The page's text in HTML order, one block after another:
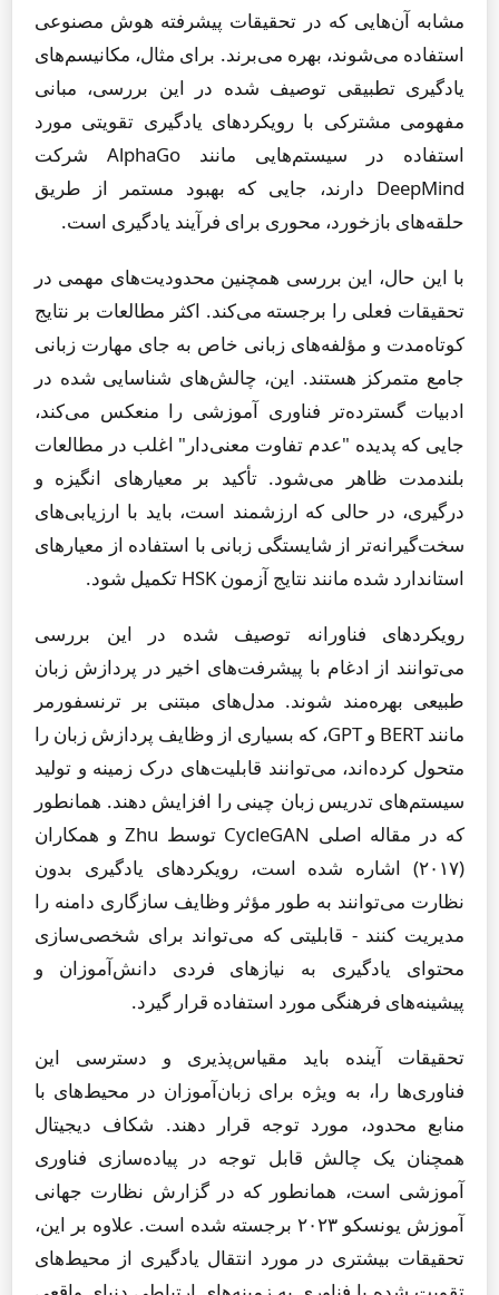
مشابه آن‌هایی که در تحقیقات پیشرفته هوش مصنوعی
استفاده می‌شوند، بهره می‌برند. برای مثال، مکانیسم‌های
یادگیری تطبیقی توصیف شده در این بررسی، مبانی
مفهومی مشترکی با رویکردهای یادگیری تقویتی مورد
استفاده در سیستم‌هایی مانند AlphaGo شرکت
DeepMind دارند، جایی که بهبود مستمر از طریق
حلقه‌های بازخورد، محوری برای فرآیند یادگیری است.
با این حال، این بررسی همچنین محدودیت‌های مهمی در
تحقیقات فعلی را برجسته می‌کند. اکثر مطالعات بر نتایج
کوتاه‌مدت و مؤلفه‌های زبانی خاص به جای مهارت زبانی
جامع متمرکز هستند. این، چالش‌های شناسایی شده در
ادبیات گسترده‌تر فناوری آموزشی را منعکس می‌کند،
جایی که پدیده "عدم تفاوت معنی‌دار" اغلب در مطالعات
بلندمدت ظاهر می‌شود. تأکید بر معیارهای انگیزه و
درگیری، در حالی که ارزشمند است، باید با ارزیابی‌های
سخت‌گیرانه‌تر از شایستگی زبانی با استفاده از معیارهای
استاندارد شده مانند نتایج آزمون HSK تکمیل شود.
رویکردهای فناورانه توصیف شده در این بررسی
می‌توانند از ادغام با پیشرفت‌های اخیر در پردازش زبان
طبیعی بهره‌مند شوند. مدل‌های مبتنی بر ترنسفورمر
مانند BERT و GPT، که بسیاری از وظایف پردازش زبان را
متحول کرده‌اند، می‌توانند قابلیت‌های درک زمینه و تولید
سیستم‌های تدریس زبان چینی را افزایش دهند. همانطور
که در مقاله اصلی CycleGAN توسط Zhu و همکاران
(۲۰۱۷) اشاره شده است، رویکردهای یادگیری بدون
نظارت می‌توانند به طور مؤثر وظایف سازگاری دامنه را
مدیریت کنند - قابلیتی که می‌تواند برای شخصی‌سازی
محتوای یادگیری به نیازهای فردی دانش‌آموزان و
پیشینه‌های فرهنگی مورد استفاده قرار گیرد.
تحقیقات آینده باید مقیاس‌پذیری و دسترسی این
فناوری‌ها را، به ویژه برای زبان‌آموزان در محیط‌های با
منابع محدود، مورد توجه قرار دهند. شکاف دیجیتال
همچنان یک چالش قابل توجه در پیاده‌سازی فناوری
آموزشی است، همانطور که در گزارش نظارت جهانی
آموزش یونسکو ۲۰۲۳ برجسته شده است. علاوه بر این،
تحقیقات بیشتری در مورد انتقال یادگیری از محیط‌های